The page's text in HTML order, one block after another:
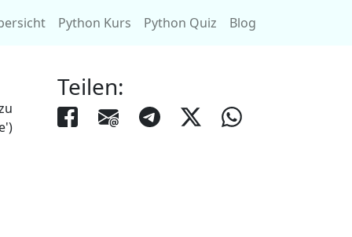
Python Kurs Python Quiz Blog
Teilen: